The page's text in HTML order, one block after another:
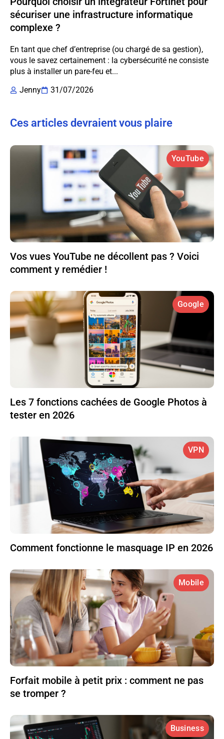
sécuriser une infrastructure informatique
complexe ?
En tant que chef d’entreprise (ou chargé de sa gestion),
vous le savez certainement : la cybersécurité ne consiste
plus à installer un pare-feu et...
Jenny
31/07/2026
Ces articles devraient vous plaire
YouTube
Vos vues YouTube ne décollent pas ? Voici
comment y remédier !
Google
Les 7 fonctions cachées de Google Photos à
tester en 2026
VPN
Comment fonctionne le masquage IP en 2026
Mobile
Forfait mobile à petit prix : comment ne pas
se tromper ?
Business